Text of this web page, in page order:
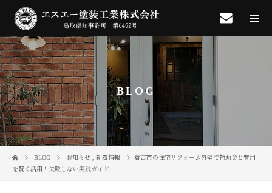
BLOG
BLOG お知らせ 新着情報
倉吉市の住宅リフォーム外壁で補助金と費用
を賢く活用！失敗しない実践ガイド